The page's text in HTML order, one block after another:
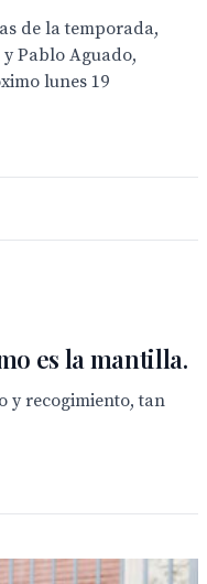
de la temporada,
Pablo Aguado,
lunes 19
es la mantilla.
y recogimiento, tan